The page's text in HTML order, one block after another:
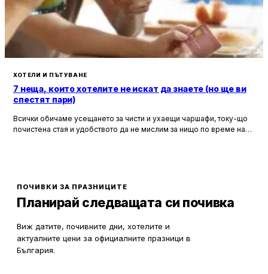
ХОТЕЛИ И ПЪТУВАНЕ
7 неща, които хотелите не искат да знаете (но ще ви
спестят пари)
Всички обичаме усещането за чисти и ухаещи чаршафи, току-що
почистена стая и удобството да не мислим за нищо по време на
ПОЧИВКИ ЗА ПРАЗНИЦИТЕ
Планирай следващата си почивка
Виж датите, почивните дни, хотелите и
актуалните цени за официалните празници в
България.